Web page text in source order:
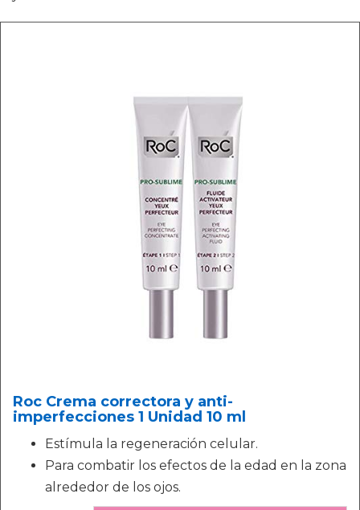
Roc Crema correctora y anti-
imperfecciones 1 Unidad 10 ml
Estímula la regeneración celular.
Para combatir los efectos de la edad en la zona
alrededor de los ojos.